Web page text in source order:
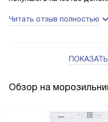
марки уже служит более
Читать отзыв полностью
Обзор на